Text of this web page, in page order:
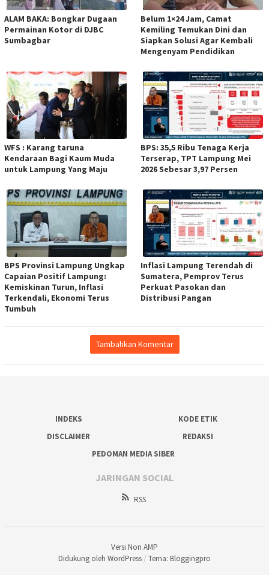
ALAM BAKA: Bongkar Dugaan
Permainan Kotor di DJBC
Sumbagbar
Belum 1×24 Jam, Camat
Kemiling Temukan Dini dan
Siapkan Solusi Agar Kembali
Mengenyam Pendidikan
WFS : Karang taruna
Kendaraan Bagi Kaum Muda
untuk Lampung Yang Maju
BPS: 35,5 Ribu Tenaga Kerja
Terserap, TPT Lampung Mei
2026 Sebesar 3,97 Persen
BPS Provinsi Lampung Ungkap
Capaian Positif Lampung:
Kemiskinan Turun, Inflasi
Terkendali, Ekonomi Terus
Tumbuh
Inflasi Lampung Terendah di
Sumatera, Pemprov Terus
Perkuat Pasokan dan
Distribusi Pangan
Tambahkan Komentar
INDEKS
KODE ETIK
DISCLAIMER
REDAKSI
PEDOMAN MEDIA SIBER
JARINGAN SOCIAL
RSS
Versi Non AMP
Didukung oleh WordPress / Tema: Bloggingpro